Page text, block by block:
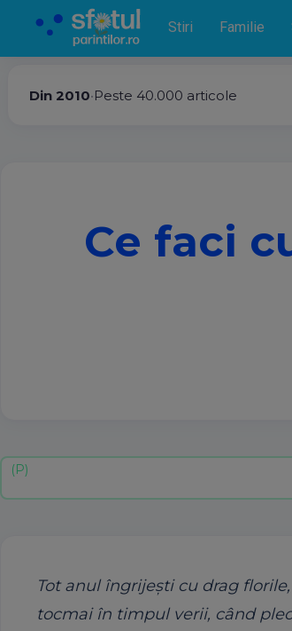
Stiri Familie
Din 2010•Peste 40.000 articole
Ce faci
Tot anul îngrijești cu drag
tocmai în timpul verii, când